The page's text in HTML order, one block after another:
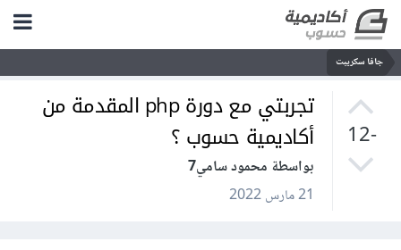
جافا سكريبت
-12
تجربتي مع دورة php المقدمة من
أكاديمية حسوب ؟
بواسطة محمود سامي7
21 مارس 2022